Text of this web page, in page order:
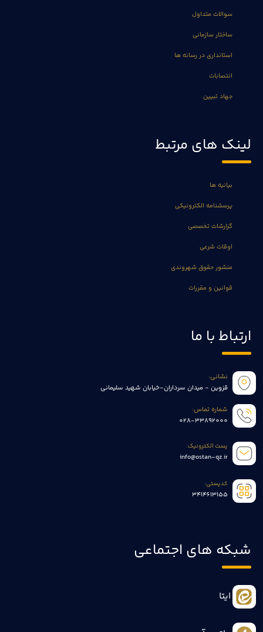
سوالات متداول
ساختار سازمانی
استانداری در رسانه ها
انتصابات
جهاد تبیین
لینک های مرتبط
بیانیه ها
پرسشنامه الکترونیکی
گزارشات تخصصی
اوقات شرعی
منشور حقوق شهروندی
قوانین و مقررات
ارتباط با ما
نشانی:
قزوین - میدان سرداران-خیابان شهید سلیمانی
شماره تماس:
028-33892000
پست الکترونیک:
info@ostan-qz.ir
کدپستی:
3414613155
شبکه های اجتماعی
ایتا